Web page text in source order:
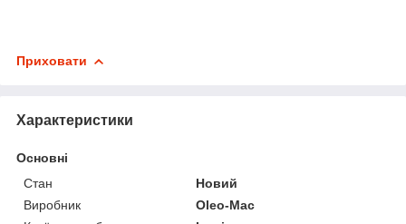
Приховати
Характеристики
Основні
Стан
Новий
Виробник
Oleo-Mac